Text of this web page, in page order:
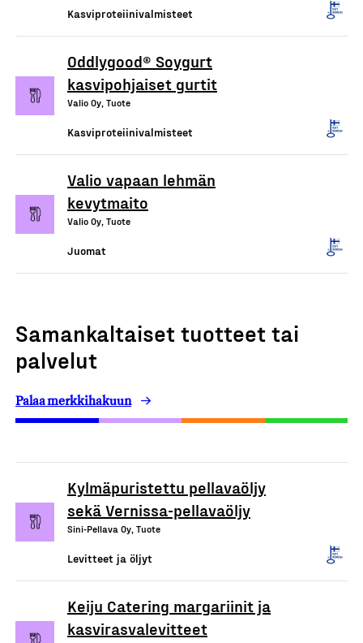
Kasviproteiinivalmisteet
Oddlygood® Soygurt
kasvipohjaiset gurtit
Valio Oy, Tuote
Kasviproteiinivalmisteet
Valio vapaan lehmän
kevytmaito
Valio Oy, Tuote
Juomat
Samankaltaiset tuotteet tai
palvelut
Palaa merkkihakuun
Kylmäpuristettu pellavaöljy
sekä Vernissa-pellavaöljy
Sini-Pellava Oy, Tuote
Levitteet ja öljyt
Keiju Catering margariinit ja
kasvirasvalevitteet